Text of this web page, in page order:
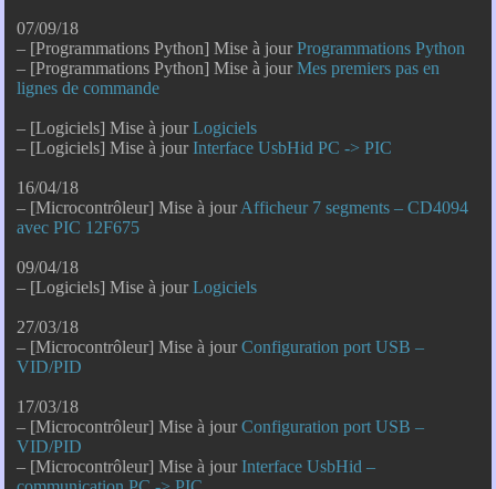
07/09/18
– [Programmations Python] Mise à jourProgrammations Python
– [Programmations Python] Mise à jourMes premiers pas en
lignes de commande
– [Logiciels] Mise à jourLogiciels
– [Logiciels] Mise à jourInterface UsbHid PC -> PIC
16/04/18
– [Microcontrôleur] Mise à jourAfficheur 7 segments – CD4094
avec PIC 12F675
09/04/18
– [Logiciels] Mise à jourLogiciels
27/03/18
– [Microcontrôleur] Mise à jourConfiguration port USB –
VID/PID
17/03/18
– [Microcontrôleur] Mise à jourConfiguration port USB –
VID/PID
– [Microcontrôleur] Mise à jourInterface UsbHid –